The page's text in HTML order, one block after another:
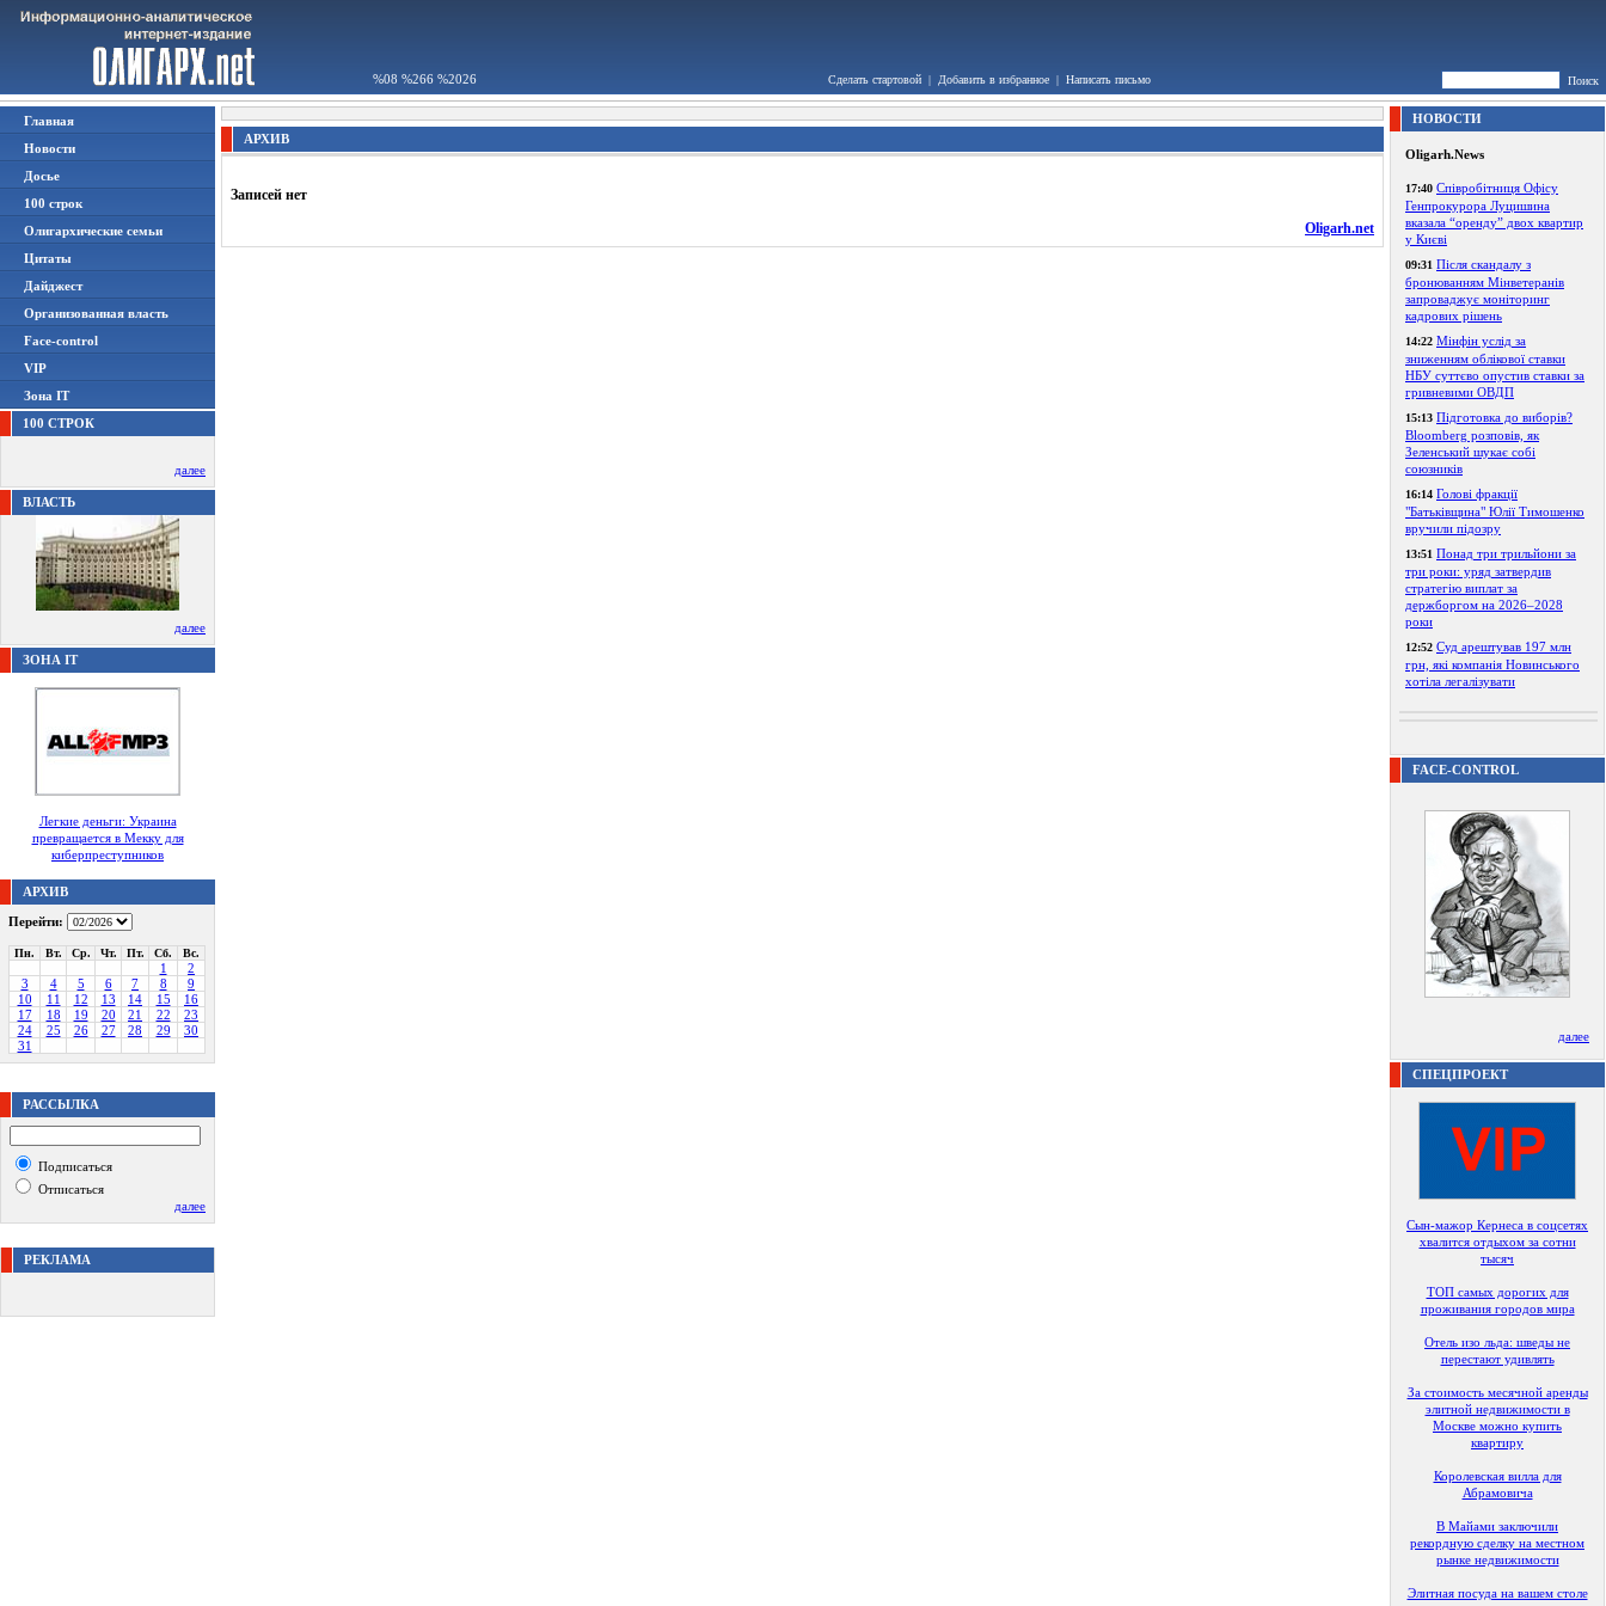
%08 %266 %2026 Сделать стартовой | Добавить в избранное | Написать письмо Поиск
Главная
Новости
Досье
100 строк
Олигархические семьи
Цитаты
Дайджест
Организованная власть
Face-control
VIP
Зона IT
100 СТРОК
далее
ВЛАСТЬ
далее
ЗОНА IT
Легкие деньги: Украина
превращается в Мекку для
киберпреступников
АРХИВ
Перейти:
Пн. Вт. Ср. Чт. Пт. Сб. Вс.
1
2
3
4 5 6 7 8
9
10
11 12 13 14 15
16
17
18 19 20 21 22
23
24
25 26 27 28 29
30
31
РАССЫЛКА
Подписаться
Отписаться
далее
РЕКЛАМА
АРХИВ
Записей нет
Oligarh.net
НОВОСТИ
Oligarh.News
17:40 Співробітниця Офісу
Генпрокурора Луцишина
вказала “оренду” двох квартир
у Києві
09:31 Після скандалу з
бронюванням Мінветеранів
запроваджує моніторинг
кадрових рішень
14:22 Мінфін услід за
зниженням облікової ставки
НБУ суттєво опустив ставки за
гривневими ОВДП
15:13 Підготовка до виборів?
Bloomberg розповів, як
Зеленський шукає собі
союзників
16:14 Голові фракції
"Батьківщина" Юлії Тимошенко
вручили підозру
13:51 Понад три трильйони за
три роки: уряд затвердив
стратегію виплат за
держборгом на 2026–2028
роки
12:52 Суд арештував 197 млн
грн, які компанія Новинського
хотіла легалізувати
FACE-CONTROL
далее
СПЕЦПРОЕКТ
Сын-мажор Кернеса в соцсетях
хвалится отдыхом за сотни
тысяч
ТОП самых дорогих для
проживания городов мира
Отель изо льда: шведы не
перестают удивлять
За стоимость месячной аренды
элитной недвижимости в
Москве можно купить
квартиру
Королевская вилла для
Абрамовича
В Майами заключили
рекордную сделку на местном
рынке недвижимости
Элитная посуда на вашем столе